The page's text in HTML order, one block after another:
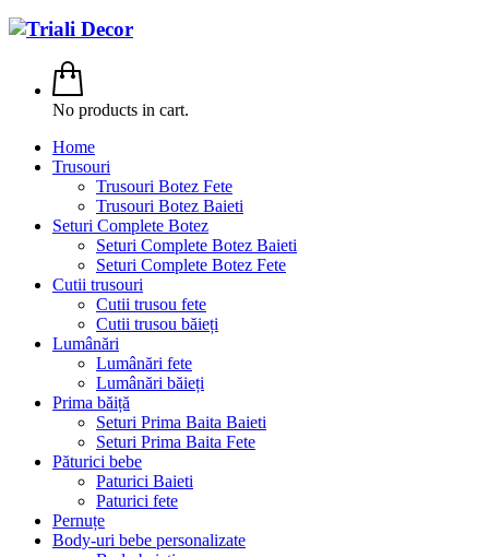
No products in cart.
Home
Trusouri
Trusouri Botez Fete
Trusouri Botez Baieti
Seturi Complete Botez
Seturi Complete Botez Baieti
Seturi Complete Botez Fete
Cutii trusouri
Cutii trusou fete
Cutii trusou băieți
Lumânări
Lumânări fete
Lumânări băieți
Prima băiță
Seturi Prima Baita Baieti
Seturi Prima Baita Fete
Păturici bebe
Paturici Baieti
Paturici fete
Pernuțe
Body-uri bebe personalizate